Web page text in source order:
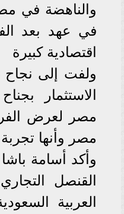
والناهضة في
في عهد بعد
اقتصادية كبيرة
ولفت إلى نجاح
الاستثمار
مصر لعرض
مصر وأنها
وأكد أسامة
القنصل
العربية